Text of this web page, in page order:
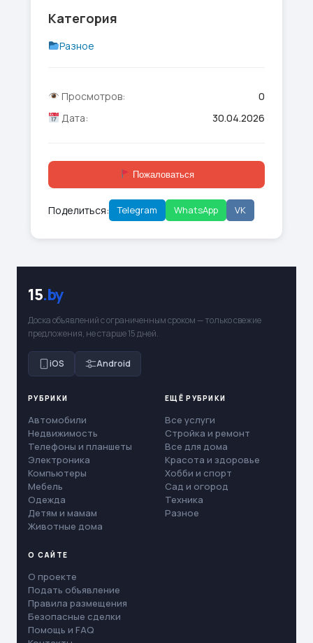
Категория
Разное
Просмотров:
0
Дата:
30.04.2026
Пожаловаться
Поделиться: Telegram WhatsApp VK
15.by
Доска объявлений с ограниченным сроком — только свежие
предложения, не старше 15 дней.
iOS Android
РУБРИКИ
Автомобили
Недвижимость
Телефоны и планшеты
Электроника
Компьютеры
Мебель
Одежда
Детям и мамам
Животные дома
ЕЩЁ РУБРИКИ
Все услуги
Стройка и ремонт
Все для дома
Красота и здоровье
Хобби и спорт
Сад и огород
Техника
Разное
О САЙТЕ
О проекте
Подать объявление
Правила размещения
Безопасные сделки
Помощь и FAQ